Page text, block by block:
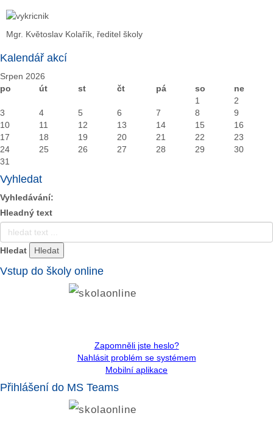
Mgr. Květoslav Kolařík, ředitel školy
Kalendář akcí
Srpen 2026
po
út st čt pá so
ne
1
2
3
4 5 6 7 8
9
10
11 12 13 14 15
16
17
18 19 20 21 22
23
24
25 26 27 28 29
30
31
Vyhledat
Vyhledávání:
Hleadný text
Hledat
Vstup do školy online
Zapomněli jste heslo?
Nahlásit problém se systémem
Mobilní aplikace
Přihlášení do MS Teams